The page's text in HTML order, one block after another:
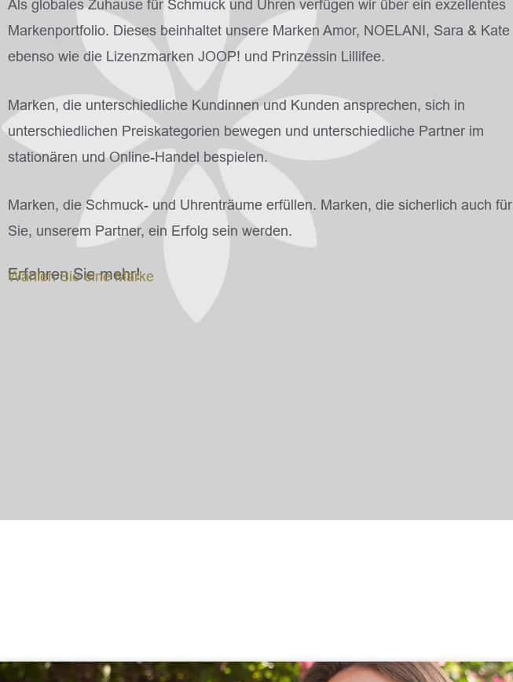
Als globales Zuhause für Schmuck und Uhren verfügen wir über ein exzellentes
Markenportfolio. Dieses beinhaltet unsere Marken Amor, NOELANI, Sara & Kate
ebenso wie die Lizenzmarken JOOP! und Prinzessin Lillifee.
Marken, die unterschiedliche Kundinnen und Kunden ansprechen, sich in
unterschiedlichen Preiskategorien bewegen und unterschiedliche Partner im
stationären und Online-Handel bespielen.
Marken, die Schmuck- und Uhrenträume erfüllen. Marken, die sicherlich auch für
Sie, unserem Partner, ein Erfolg sein werden.
Erfahren Sie mehr!
Wählen Sie eine Marke